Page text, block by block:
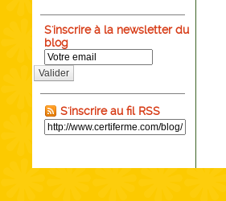
S'inscrire à la newsletter du
blog
Valider
S'inscrire au fil RSS